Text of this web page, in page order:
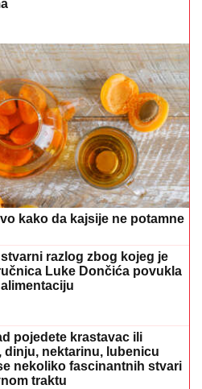
kako da kajsije ne potamne
razlog zbog kojeg je
Luke Dončića povukla
pojedete krastavac ili
dinju, nektarinu, lubenicu
nekoliko fascinantnih stvari
traktu